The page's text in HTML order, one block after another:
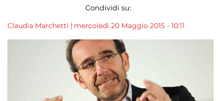
Condividi su:
Claudia Marchetti | mercoledì 20 Maggio 2015 - 10:11